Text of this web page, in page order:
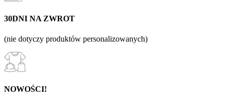
30DNI NA ZWROT
(nie dotyczy produktów personalizowanych)
NOWOŚCI!